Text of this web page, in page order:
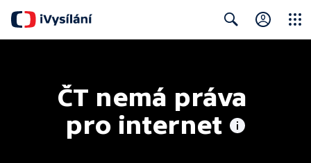
ČT nemá práva
pro internet